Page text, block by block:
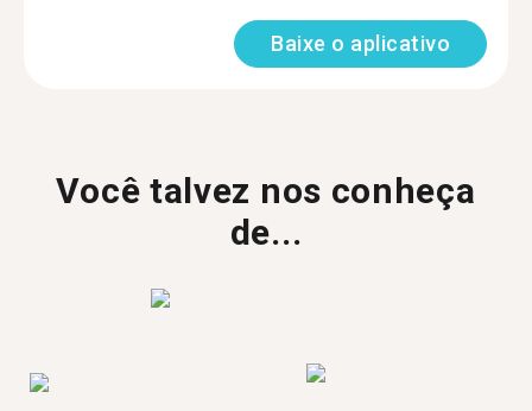
Baixe o aplicativo
Você talvez nos conheça
de...